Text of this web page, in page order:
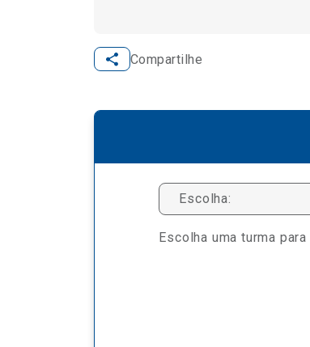
Compartilhe
Escolha:
Escolha uma turma